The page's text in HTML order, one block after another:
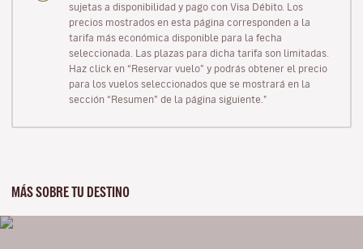
sujetas a disponibilidad y pago con Visa Débito. Los
precios mostrados en esta página corresponden a la
tarifa más económica disponible para la fecha
seleccionada. Las plazas para dicha tarifa son limitadas.
Haz click en “Reservar vuelo” y podrás obtener el precio
para los vuelos seleccionados que se mostrará en la
sección “Resumen” de la página siguiente."
MÁS SOBRE TU DESTINO